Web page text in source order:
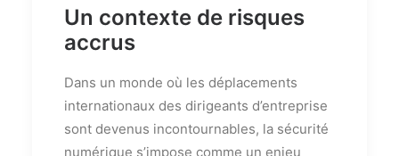
Un contexte de risques
accrus
Dans un monde où les déplacements
internationaux des dirigeants d’entreprise
sont devenus incontournables, la sécurité
numérique s’impose comme un enjeu